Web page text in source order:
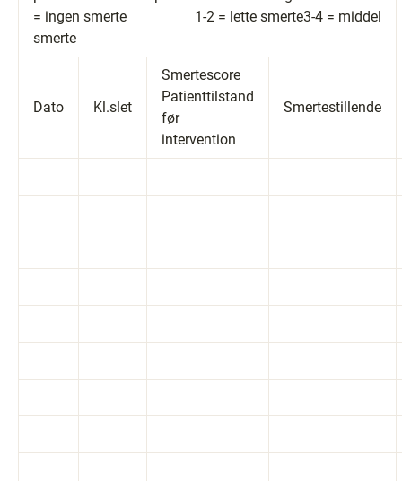
= ingen smerte 1-2 = lette smerte3-4 = middel
smerte
Dato Kl.slet
Smertescore
Patienttilstand
før
intervention
Smertestillende